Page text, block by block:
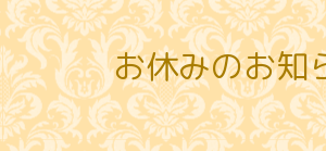
お休みのお知